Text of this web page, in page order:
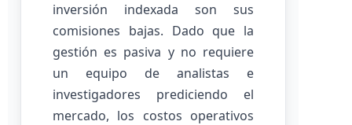
inversión indexada son sus
comisiones bajas. Dado que la
gestión es pasiva y no requiere
un equipo de analistas e
investigadores prediciendo el
mercado, los costos operativos